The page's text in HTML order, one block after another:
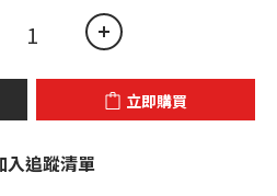
立即購買
入追蹤清單